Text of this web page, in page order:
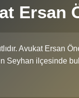
Ersan
Avukat Ersan
Seyhan ilçesinde